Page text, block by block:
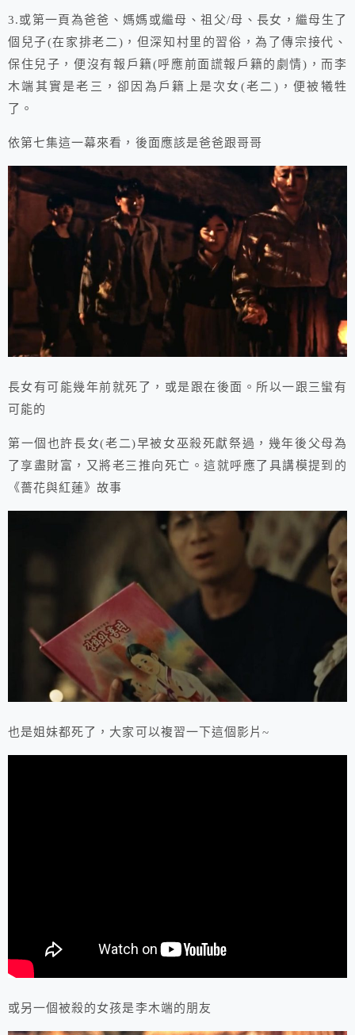
3.或第一頁為爸爸、媽媽或繼母、祖父/母、長女，繼母生了
個兒子(在家排老二)，但深知村里的習俗，為了傳宗接代、
保住兒子，便沒有報戶籍(呼應前面謊報戶籍的劇情)，而李
木端其實是老三，卻因為戶籍上是次女(老二)，便被犧牲
了。
依第七集這一幕來看，後面應該是爸爸跟哥哥
長女有可能幾年前就死了，或是跟在後面。所以一跟三蠻有
可能的
第一個也許長女(老二)早被女巫殺死獻祭過，幾年後父母為
了享盡財富，又將老三推向死亡。這就呼應了具講模提到的
《薔花與紅蓮》故事
也是姐妹都死了，大家可以複習一下這個影片~
或另一個被殺的女孩是李木端的朋友